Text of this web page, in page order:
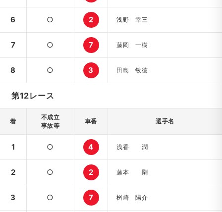
6 ○ 2 浅野 幸三
7 ○ 7 藤岡 一樹
8 ○ 3 田島 敏徳
第12レース
着
不成立
事故等
車番 選手名
1 ○ 4 浅香 潤
2 ○ 2 藤本 剛
3 ○ 7 桝崎 陽介